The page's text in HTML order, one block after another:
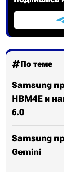
По теме
Samsung
HBM4E и
6.0
Samsung
Gemini